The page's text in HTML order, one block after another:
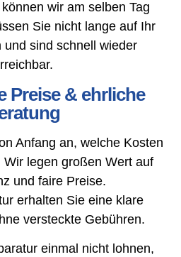
wir am selben Tag
Sie nicht lange auf Ihr
und sind schnell wieder
Preise & ehrliche
Anfang an, welche Kosten
legen großen Wert auf
und faire Preise.
erhalten Sie eine klare
versteckte Gebühren.
einmal nicht lohnen,